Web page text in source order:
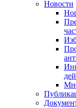
Новости